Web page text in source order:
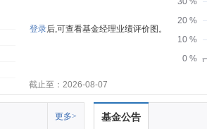
登录后,可查看基金经理业绩评价图。
0 %
10 %
20 %
截止至：2026-08-07
更多> 基金公告